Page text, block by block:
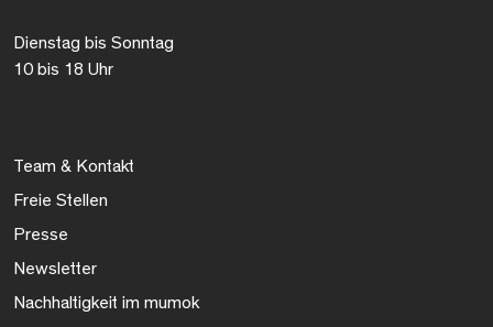
Dienstag bis Sonntag
10 bis 18 Uhr
Team & Kontakt
Freie Stellen
Presse
Newsletter
Nachhaltigkeit im mumok